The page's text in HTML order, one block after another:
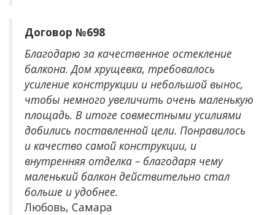
Договор №698
Благодарю за качественное остекление
балкона. Дом хрущевка, требовалось
усиление конструкции и небольшой вынос,
чтобы немного увеличить очень маленькую
площадь. В итоге совместными усилиями
добились поставленной цели. Понравилось
и качество самой конструкции, и
внутренняя отделка – благодаря чему
маленький балкон действительно стал
больше и удобнее.
Любовь, Самара